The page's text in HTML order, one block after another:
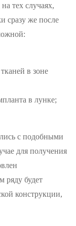
тех случаях,
сразу же после
в зоне
в лунке;
с подобными
для получения
ряду будет
конструкции,